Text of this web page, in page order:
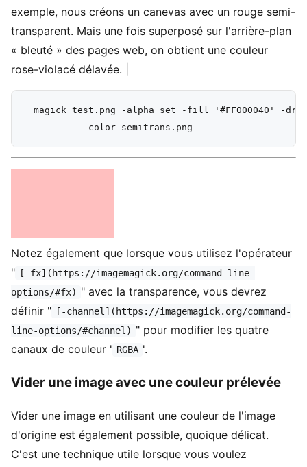
exemple, nous créons un canevas avec un rouge semi-
transparent. Mais une fois superposé sur l'arrière-plan
« bleuté » des pages web, on obtient une couleur
rose-violacé délavée. |
magick test.png -alpha set -fill '#FF000040' -
Notez également que lorsque vous utilisez l'opérateur
"
[-fx](https://imagemagick.org/command-line-
options/#fx) " avec la transparence, vous devrez
définir "
[-channel](https://imagemagick.org/command-
line-options/#channel) " pour modifier les quatre
canaux de couleur ' RGBA '.
Vider une image avec une couleur prélevée
Vider une image en utilisant une couleur de l'image
d'origine est également possible, quoique délicat.
C'est une technique utile lorsque vous voulez